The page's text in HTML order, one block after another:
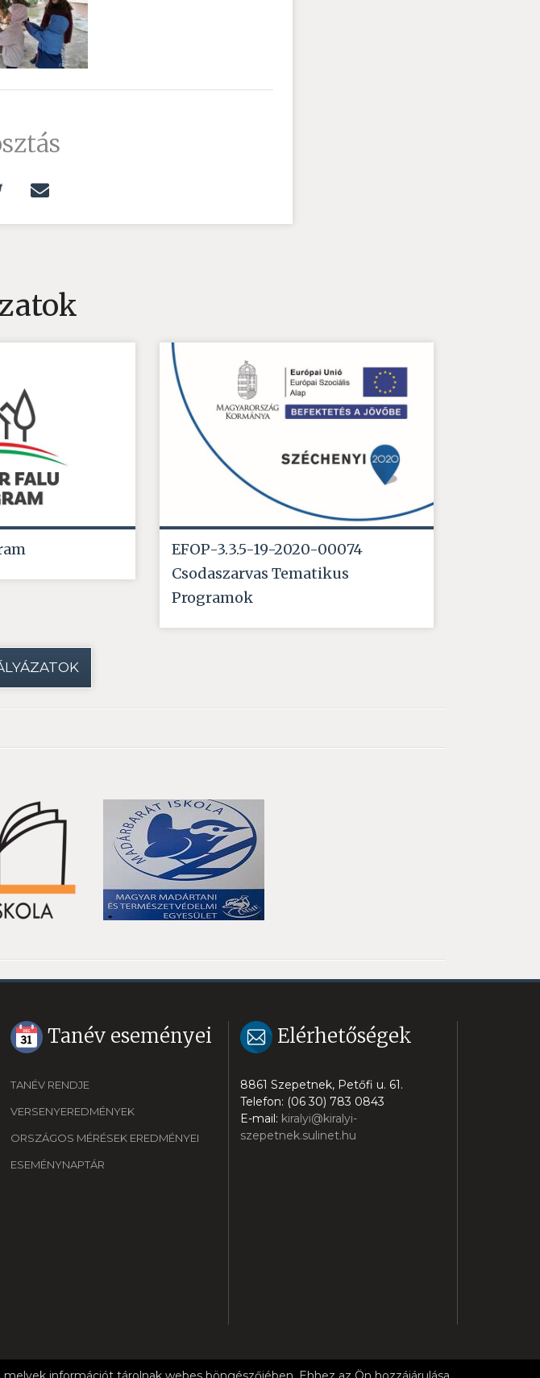
EFOP-3.3.5-19-2020-00074
Csodaszarvas Tematikus
Programok
Tanév eseményei
TANÉV RENDJE
VERSENYEREDMÉNYEK
ORSZÁGOS MÉRÉSEK EREDMÉNYEI
ESEMÉNYNAPTÁR
Elérhetőségek
8861 Szepetnek, Petőfi u. 61.
Telefon: (06 30) 783 0843
E-mail: kiralyi@kiralyi-
szepetnek.sulinet.hu